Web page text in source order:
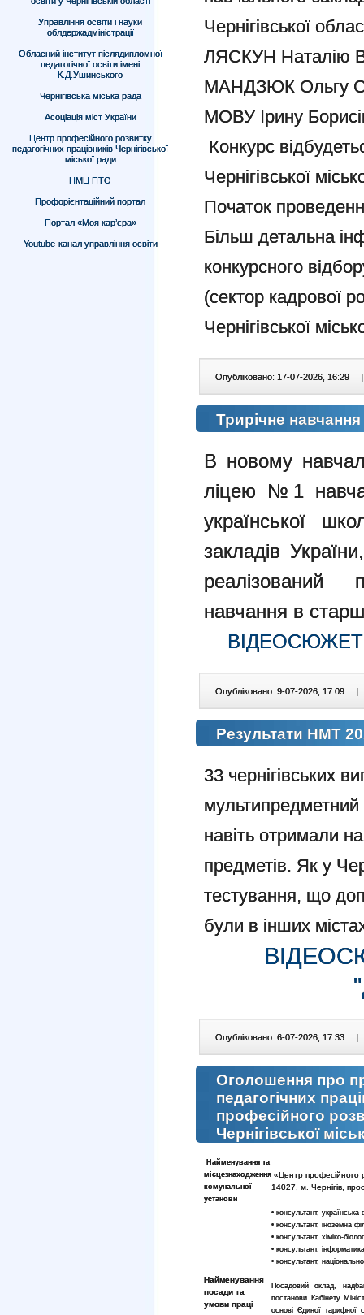
Управління освіти і науки
облдержадміністрації
Обласний інститут післядипломної
педагогічної освіти імені
К.Д.Ушинського
Чернігівська міська рада
Асоціація міст України
Центр професійного розвитку
педагогічних працівників Чернігівської
міської ради
НМЦ ПТО
Профорієнтаційний портал
Портал «Моя кар’єра»
Youtube-канал управління освіти
Чернігівської
ЛЯСКУН Наталію
МАНДЗЮК Ольгу
МОВУ Ірину
Конкурс
Чернігівської
Початок
Більш детальна
конкурсного
(сектор кадрової
Чернігівської
Опубліковано: 17-07-2026, 16:29 |
Трирічне
В новому
ліцею №1
української
закладів
реалізований
навчання в
Опубліковано: 9-07-2026, 17:09 |
Результати НМТ
33 чернігівських
мультипредметний
навіть отримали
предметів. Як у
тестування, що
були в інших
Опубліковано: 6-07-2026, 17:33 |
Оголошення про
педагогічних
професійного
Чернігівської
Найменування та
місцезнаходження
комунальної
установи
«Центр професійного
14027, м. Чернігів,
Найменування
посади та
умови праці
• консультант, українська
• консультант, іноземна
• консультант, хіміко-
• консультант,
• консультант,
Посадовий оклад,
постанови Кабінету
основі Єдиної тарифної